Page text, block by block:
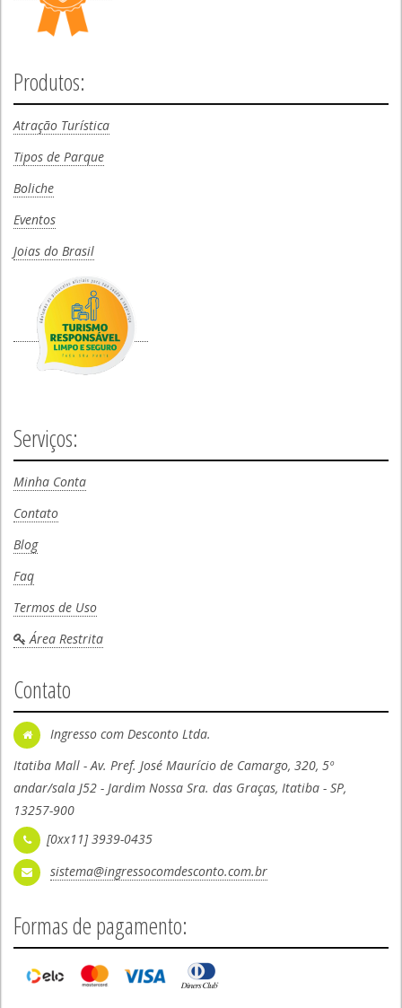
Produtos:
Atração Turística
Tipos de Parque
Boliche
Eventos
Joias do Brasil
Serviços:
Minha Conta
Contato
Blog
Faq
Termos de Uso
Área Restrita
Contato
Ingresso com Desconto Ltda.
Itatiba Mall - Av. Pref. José Maurício de Camargo, 320, 5º
andar/sala J52 - Jardim Nossa Sra. das Graças, Itatiba - SP,
13257-900
[0xx11] 3939-0435
sistema@ingressocomdesconto.com.br
Formas de pagamento: